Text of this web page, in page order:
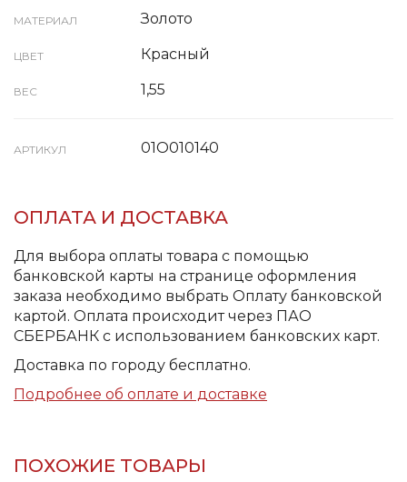
МАТЕРИАЛ Золото
ЦВЕТ Красный
ВЕС 1,55
АРТИКУЛ 01О010140
ОПЛАТА И ДОСТАВКА
Для выбора оплаты товара с помощью
банковской карты на странице оформления
заказа необходимо выбрать Оплату банковской
картой. Оплата происходит через ПАО
СБЕРБАНК с использованием банковских карт.
Доставка по городу бесплатно.
Подробнее об оплате и доставке
ПОХОЖИЕ ТОВАРЫ